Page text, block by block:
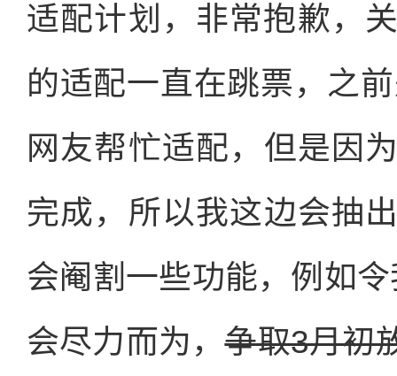
适配计划，非常抱歉，
的适配一直在跳票，之
网友帮忙适配，但是因
完成，所以我这边会抽
会阉割一些功能，例如
会尽力而为，争取3月初